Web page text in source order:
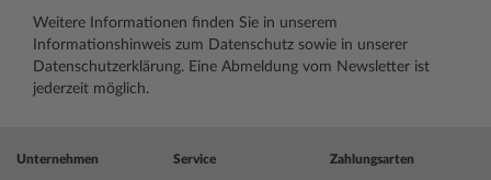
Weitere Informationen finden Sie in unserem
Informationshinweis zum Datenschutz sowie in unserer
Datenschutzerklärung. Eine Abmeldung vom Newsletter ist
jederzeit möglich.
Unternehmen Service Zahlungsarten